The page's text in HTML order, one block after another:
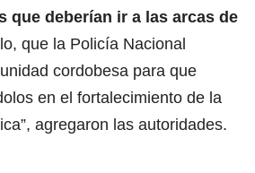
que deberían ir a las arcas de
que la Policía Nacional
cordobesa para que
en el fortalecimiento de la
agregaron las autoridades.